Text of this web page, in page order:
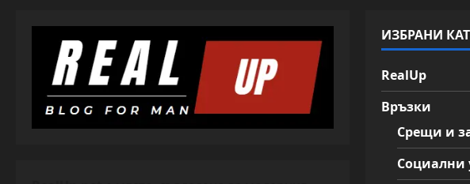
ИЗБРАНИ
RealUp
Връзки
Срещи и
Социални